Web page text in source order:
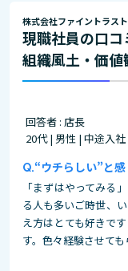
株式会社ファイントラスト
現職社員の口コ
組織風土・価値
回答者 : 店長
20代 | 男性 | 中途入
“ウチらしい”と
「まずはやってみる
る人も多いご時世、
え方はとても好きで
す。色々経験させても